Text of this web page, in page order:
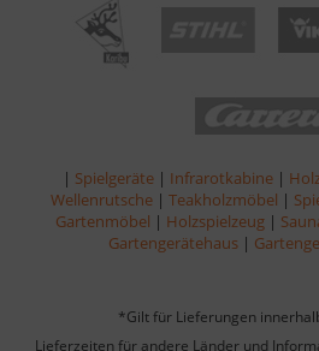
| Spielgeräte | Infrarotkabine |
Wellenrutsche | Teakholzmöbel |
Gartenmöbel | Holzspielzeug |
Gartengerätehaus |
*Gilt für Lieferungen
Lieferzeiten für andere Länder und